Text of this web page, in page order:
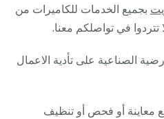
بجميع الخدمات للكاميرات من
تتردوا في تواصلكم معنا.
الصناعية على تأدية الاعمال
معاينة أو فحص أو تنظيف